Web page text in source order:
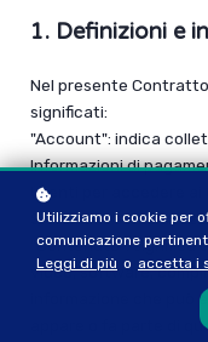
1. Definizioni e
Nel presente
significati:
"Account": indica
Informazioni di
Utenti per accedere ai
Sistema di
"Contenuto": significa
video, software,
informazione che può
appare o fa parte di
Utilizziamo i cookie per
comunicazione
Leggi di più o accetta i